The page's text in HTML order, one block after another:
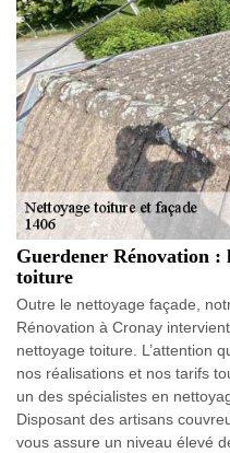
Guerdener Rénovation :
toiture
Outre le nettoyage façade,
Rénovation à Cronay
nettoyage toiture. L’attention
nos réalisations et nos tarifs
un des spécialistes en
Disposant des artisans
vous assure un niveau élevé